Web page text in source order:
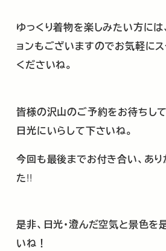
ゆっくり着物を楽しみたい方に
ョンもございますのでお気軽に
くださいね。
皆様の沢山のご予約をお待ちし
日光にいらして下さいね。
今回も最後までお付き合い、あ
た!!
是非、日光・澄んだ空気と景色を
いね！